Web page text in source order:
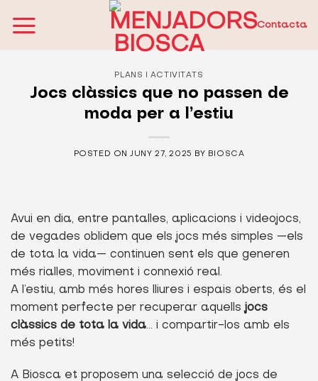
Contacta
PLANS I ACTIVITATS
Jocs clàssics que no passen de
moda per a l’estiu
POSTED ONJUNY 27, 2025 BY BIOSCA
Avui en dia, entre pantalles, aplicacions i videojocs,
de vegades oblidem que els jocs més simples —els
de tota la vida— continuen sent els que generen
més rialles, moviment i connexió real.
A l’estiu, amb més hores lliures i espais oberts, és el
moment perfecte per recuperar aquellsjocs
clàssics de tota la vida… i compartir-los amb els
més petits!
A Biosca et proposem una selecció de jocs de